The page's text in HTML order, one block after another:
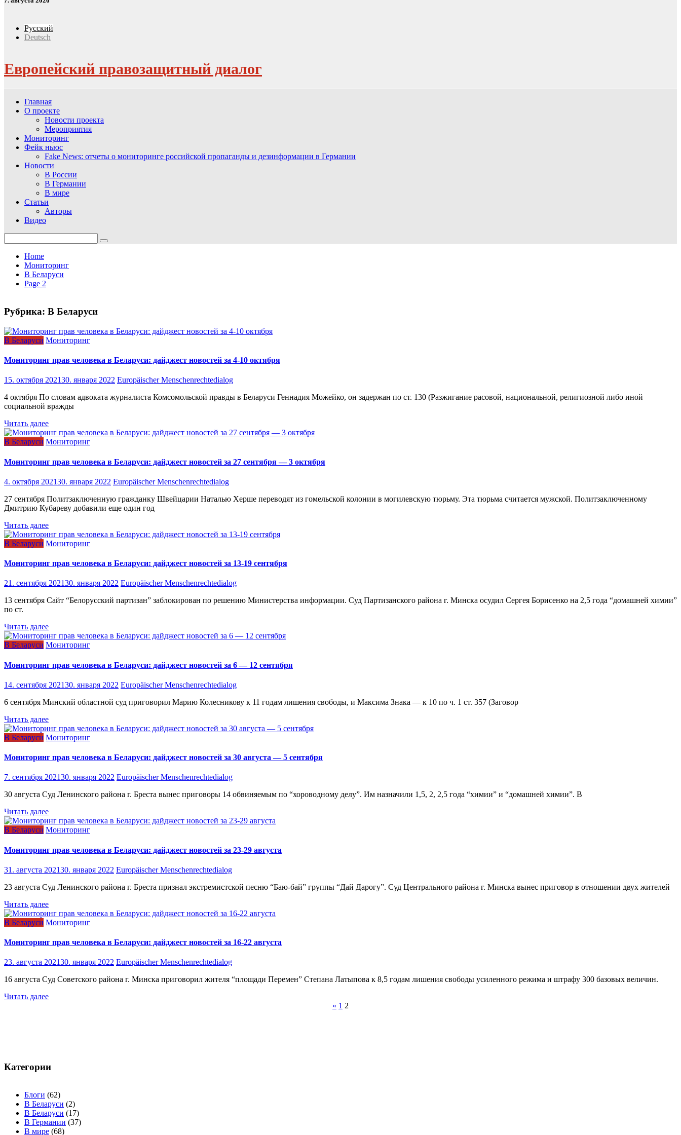
Русский
Deutsch
Европейский правозащитный диалог
Главная
О проекте
Новости проекта
Мероприятия
Мониторинг
Фейк ньюс
Fake News: отчеты о мониторинге российской пропаганды и дезинформации в Германии
Новости
В России
В Германии
В мире
Статьи
Авторы
Видео
for:
Home
Мониторинг
В Беларуси
Page 2
Рубрика: В Беларуси
В Беларуси Мониторинг
Мониторинг прав человека в Беларуси: дайджест новостей за 4-10 октября
15. октября 202130. января 2022 Europäischer Menschenrechtedialog
4 октября По словам адвоката журналиста Комсомольской правды в Беларуси Геннадия Можейко, он задержан по ст. 130 (Разжигание расовой, национальной, религиозной либо иной
социальной вражды
Читать далее
В Беларуси Мониторинг
Мониторинг прав человека в Беларуси: дайджест новостей за 27 сентября — 3 октября
4. октября 202130. января 2022 Europäischer Menschenrechtedialog
27 сентября Политзаключенную гражданку Швейцарии Наталью Херше переводят из гомельской колонии в могилевскую тюрьму. Эта тюрьма считается мужской. Политзаключенному
Дмитрию Кубареву добавили еще один год
Читать далее
В Беларуси Мониторинг
Мониторинг прав человека в Беларуси: дайджест новостей за 13-19 сентября
21. сентября 202130. января 2022 Europäischer Menschenrechtedialog
13 сентября Сайт “Белорусский партизан” заблокирован по решению Министерства информации. Суд Партизанского района г. Минска осудил Сергея Борисенко на 2,5 года “домашней химии”
по ст.
Читать далее
В Беларуси Мониторинг
Мониторинг прав человека в Беларуси: дайджест новостей за 6 — 12 сентября
14. сентября 202130. января 2022 Europäischer Menschenrechtedialog
6 сентября Минский областной суд приговорил Марию Колесникову к 11 годам лишения свободы, и Максима Знака — к 10 по ч. 1 ст. 357 (Заговор
Читать далее
В Беларуси Мониторинг
Мониторинг прав человека в Беларуси: дайджест новостей за 30 августа — 5 сентября
7. сентября 202130. января 2022 Europäischer Menschenrechtedialog
30 августа Суд Ленинского района г. Бреста вынес приговоры 14 обвиняемым по “хороводному делу”. Им назначили 1,5, 2, 2,5 года “химии” и “домашней химии”. В
Читать далее
В Беларуси Мониторинг
Мониторинг прав человека в Беларуси: дайджест новостей за 23-29 августа
31. августа 202130. января 2022 Europäischer Menschenrechtedialog
23 августа Суд Ленинского района г. Бреста признал экстремистской песню “Баю-бай” группы “Дай Дарогу”. Суд Центрального района г. Минска вынес приговор в отношении двух жителей
Читать далее
В Беларуси Мониторинг
Мониторинг прав человека в Беларуси: дайджест новостей за 16-22 августа
23. августа 202130. января 2022 Europäischer Menschenrechtedialog
16 августа Суд Советского района г. Минска приговорил жителя “площади Перемен” Степана Латыпова к 8,5 годам лишения свободы усиленного режима и штрафу 300 базовых величин.
Читать далее
« 1 2
Категории
Блоги (62)
В Беларуси (2)
В Беларуси (17)
В Германии (37)
В мире (68)